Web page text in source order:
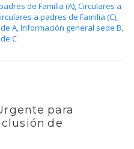
de Familia (A),Circulares a
a padres de Familia (C),
A,Información general sede B,
C
para
de